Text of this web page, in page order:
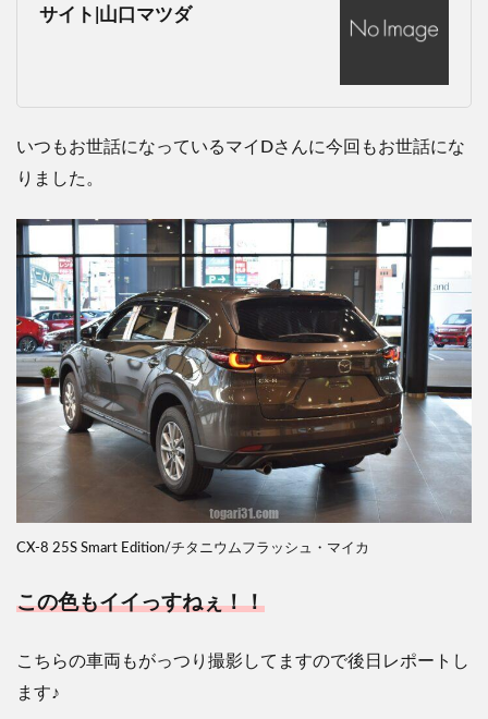
サイト|山口マツダ
いつもお世話になっているマイDさんに今回もお世話にな
りました。
CX-8 25S Smart Edition/チタニウムフラッシュ・マイカ
この色もイイっすねぇ！！
こちらの車両もがっつり撮影してますので後日レポートし
ます♪